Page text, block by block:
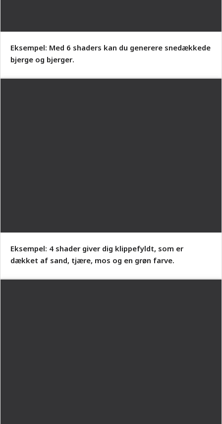
Eksempel: Med 6 shaders kan du generere snedækkede
bjerge og bjerger.
Eksempel: 4 shader giver dig klippefyldt, som er
dækket af sand, tjære, mos og en grøn farve.